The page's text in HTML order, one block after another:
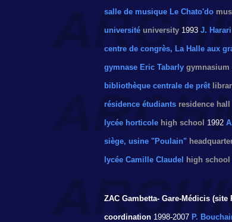
salle de musique Le Chato'do
université university 1993 J. Harari
centre de congrès, La Halle aux
gymnase Eric Tabarly gymnasium
bibliothèque centrale de prêt
résidence étudiants residence hall
lycée horticole high school 1992
siège, usine "Poulain"
lycée Camille Claudel high school
ZAC Gambetta- Gare-Médicis (site
coordination 1998-2007 P.